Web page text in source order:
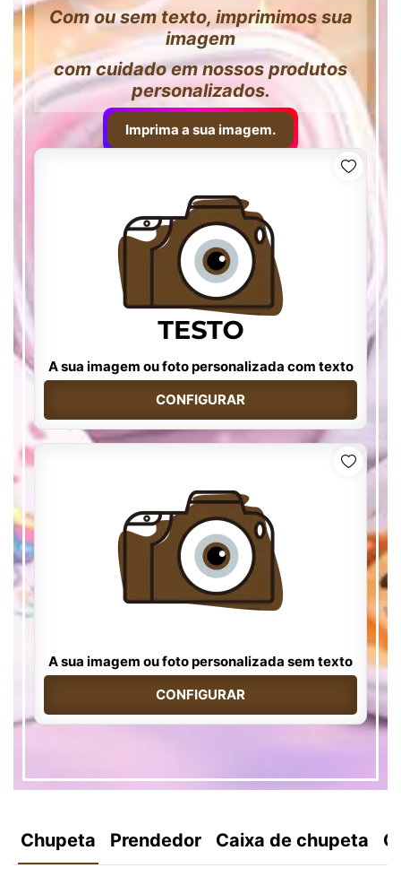
Com ou sem texto, imprimimos sua
imagem
com cuidado em nossos produtos
personalizados.
Imprima a sua imagem.
A sua imagem ou foto personalizada com texto
CONFIGURAR
A sua imagem ou foto personalizada sem texto
CONFIGURAR
Chupeta Prendedor Caixa de chupeta